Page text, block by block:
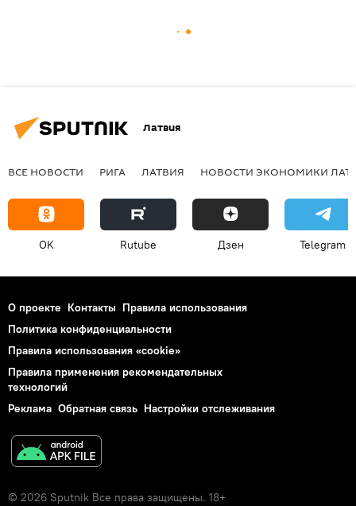
Латвия
ВСЕ НОВОСТИ РИГА ЛАТВИЯ НОВОСТИ ЭКОНОМИКИ
OK Rutube Дзен Telegram
О проекте Контакты Правила использования
Политика конфиденциальности
Правила использования «cookie»
Правила применения рекомендательных
технологий
Реклама Обратная связь Настройки отслеживания
© 2026 Sputnik Все права защищены. 18+